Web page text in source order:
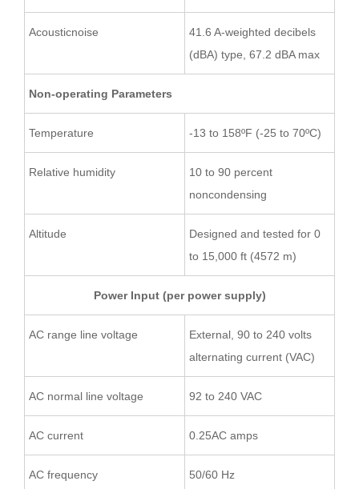
Acousticnoise
41.6 A-weighted decibels
(dBA) type, 67.2 dBA max
Non-operating Parameters
Temperature -13 to 158ºF (-25 to 70ºC)
Relative humidity
10 to 90 percent
noncondensing
Altitude
Designed and tested for 0
to 15,000 ft (4572 m)
Power Input (per power supply)
AC range line voltage
External, 90 to 240 volts
alternating current (VAC)
AC normal line voltage 92 to 240 VAC
AC current 0.25AC amps
AC frequency 50/60 Hz